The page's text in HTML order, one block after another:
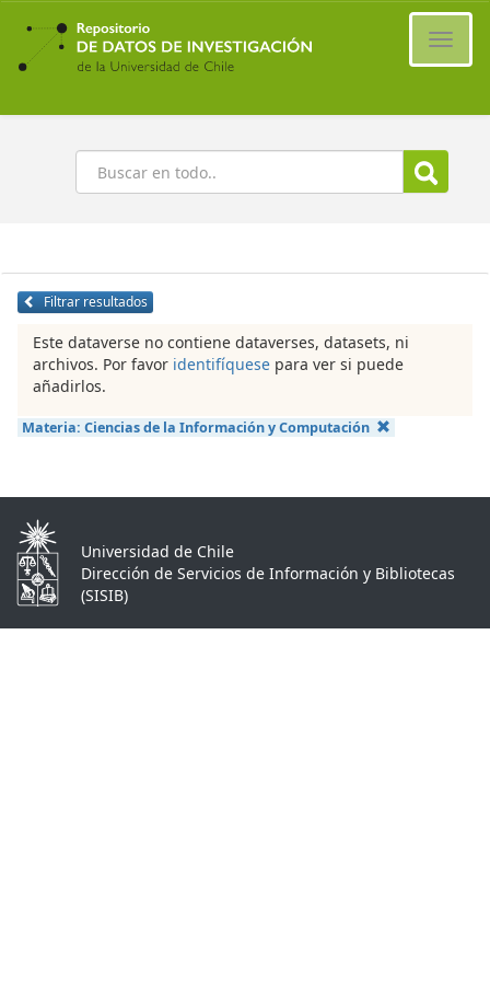
Ir
contenido
principal
Buscar
Filtrar resultados
Este dataverse no contiene dataverses, datasets, ni
archivos. Por favor identifíquese para ver si puede
añadirlos.
Materia: Ciencias de la Información y Computación
Universidad de Chile
Dirección de Servicios de Información y Bibliotecas
(SISIB)